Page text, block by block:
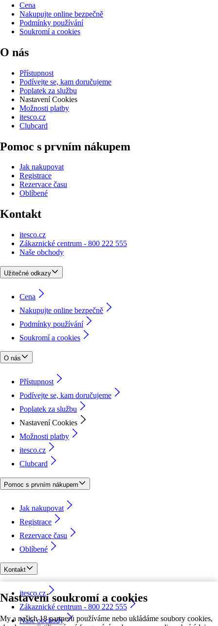
Nastavení soukromí a cookies
My a našich 18 partnerů používáme nebo ukládáme soubory cookies,
Cena
Nakupujte online bezpečně
Podmínky používání
Soukromí a cookies
O nás
Přístupnost
Podívejte se, kam doručujeme
Poplatek za službu
Nastavení Cookies
Možnosti platby
itesco.cz
Clubcard
Pomoc s prvním nákupem
Jak nakupovat
Registrace
Rezervace času
Oblíbené
Kontakt
itesco.cz
Zákaznické centrum - 800 222 555
Naše obchody
Užitečné odkazy
Cena
Nakupujte online bezpečně
Podmínky používání
Soukromí a cookies
O nás
Přístupnost
Podívejte se, kam doručujeme
Poplatek za službu
Nastavení Cookies
Možnosti platby
itesco.cz
Clubcard
Pomoc s prvním nákupem
Jak nakupovat
Registrace
Rezervace času
Oblíbené
Kontakt
itesco.cz
Zákaznické centrum - 800 222 555
Naše obchody